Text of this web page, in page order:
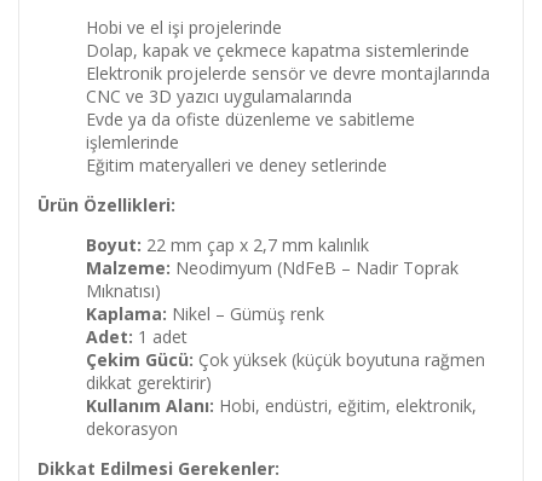
Hobi ve el işi projelerinde
Dolap, kapak ve çekmece kapatma sistemlerinde
Elektronik projelerde sensör ve devre montajlarında
CNC ve 3D yazıcı uygulamalarında
Evde ya da ofiste düzenleme ve sabitleme
işlemlerinde
Eğitim materyalleri ve deney setlerinde
Ürün Özellikleri:
Boyut: 22 mm çap x 2,7 mm kalınlık
Malzeme: Neodimyum (NdFeB – Nadir Toprak
Mıknatısı)
Kaplama: Nikel – Gümüş renk
Adet: 1 adet
Çekim Gücü: Çok yüksek (küçük boyutuna rağmen
dikkat gerektirir)
Kullanım Alanı: Hobi, endüstri, eğitim, elektronik,
dekorasyon
Dikkat Edilmesi Gerekenler: